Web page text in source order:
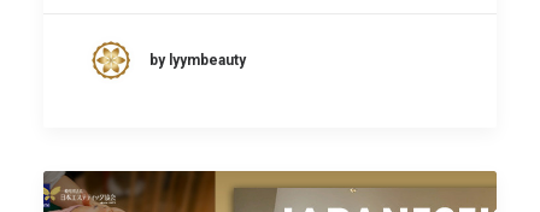
by lyymbeauty